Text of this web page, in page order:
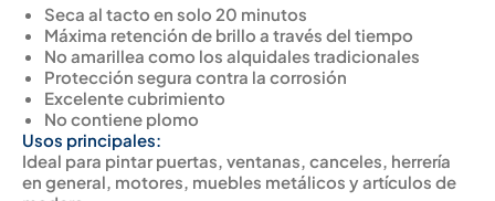
Seca al tacto en solo 20 minutos
Máxima retención de brillo a través del tiempo
No amarillea como los alquidales tradicionales
Protección segura contra la corrosión
Excelente cubrimiento
No contiene plomo
Usos principales:
Ideal para pintar puertas, ventanas, canceles, herrería
en general, motores, muebles metálicos y artículos de